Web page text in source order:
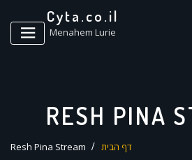
Cyta.co.il
Menahem Lurie
RESH PINA
דף הבית Resh Pina Stream